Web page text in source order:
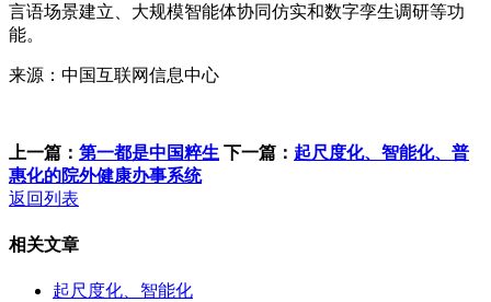
言语场景建立、大规模智能体协同仿实和数字孪生调研等功
能。
来源：中国互联网信息中心
上一篇： 第一都是中国粹生 下一篇： 起尺度化、智能化、普
惠化的院外健康办事系统
返回列表
相关文章
起尺度化、智能化